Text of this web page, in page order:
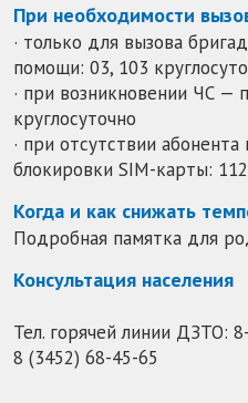
При необходимости
· только для вызова
помощи: 03, 103
· при возникновении ЧС
круглосуточно
· при отсутствии
блокировки SIM-карты:
Когда и как снижать
Подробная памятка для
Консультация населения
Тел. горячей линии ДЗТО:
8 (3452) 68-45-65